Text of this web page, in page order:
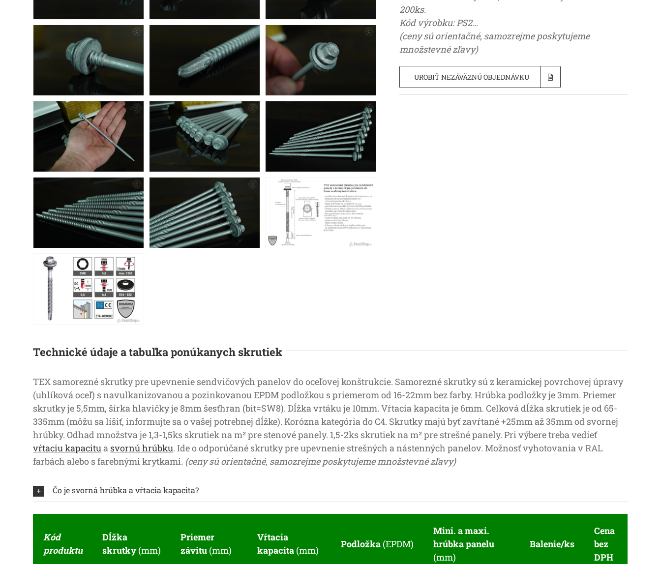
200ks.
Kód výrobku: PS2…
(ceny sú orientačné, samozrejme poskytujeme
množstevné zľavy)
UROBIŤ NEZÁVÄZNÚ OBJEDNÁVKU
Technické údaje a tabuľka ponúkanych skrutiek
TEX samorezné skrutky pre upevnenie sendvičových panelov do oceľovej konštrukcie. Samorezné skrutky sú z keramickej povrchovej úpravy
(uhlíková oceľ) s navulkanizovanou a pozinkovanou EPDM podložkou s priemerom od 16-22mm bez farby. Hrúbka podložky je 3mm. Priemer
skrutky je 5,5mm, šírka hlavičky je 8mm šesťhran (bit=SW8). Dĺžka vrtáku je 10mm. Vŕtacia kapacita je 6mm. Celková dĺžka skrutiek je od 65-
335mm (môžu sa líšiť, informujte sa o vašej potrebnej dĺžke). Korózna kategória do C4. Skrutky majú byť zavŕtané+25mm až 35mm od svornej
hrúbky. Odhad množstva je 1,3-1,5ks skrutiek na m² pre stenové panely. 1,5-2ks skrutiek na m² pre strešné panely. Pri výbere treba vedieť
vŕtaciu kapacitua svornú hrúbku. Ide o odporúčané skrutky pre upevnenie strešných a nástenných panelov. Možnosť vyhotovania v RAL
farbách alebo s farebnými krytkami. (ceny sú orientačné, samozrejme poskytujeme množstevné zľavy)
Čo je svorná hrúbka a vŕtacia kapacita?
Kód
produktu
Dĺžka
skrutky(mm)
Priemer
závitu (mm)
Vŕtacia
kapacita (mm)
Podložka (EPDM)
Mini. a maxi.
hrúbka panelu
(mm)
Balenie/ks
Cena
bez
DPH